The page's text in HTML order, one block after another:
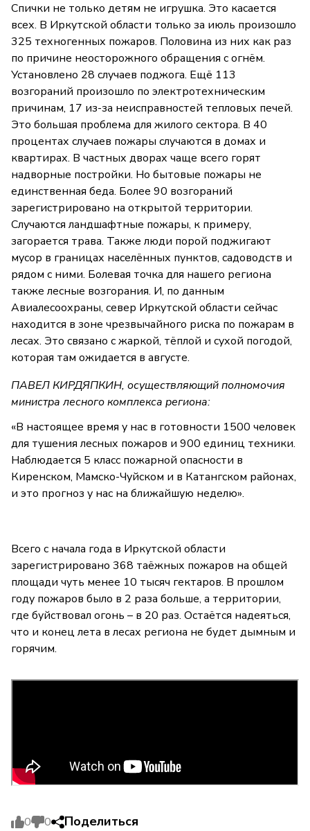
Спички не только детям не игрушка. Это касается
всех. В Иркутской области только за июль произошло
325 техногенных пожаров. Половина из них как раз
по причине неосторожного обращения с огнём.
Установлено 28 случаев поджога. Ещё 113
возгораний произошло по электротехническим
причинам, 17 из-за неисправностей тепловых печей.
Это большая проблема для жилого сектора. В 40
процентах случаев пожары случаются в домах и
квартирах. В частных дворах чаще всего горят
надворные постройки. Но бытовые пожары не
единственная беда. Более 90 возгораний
зарегистрировано на открытой территории.
Случаются ландшафтные пожары, к примеру,
загорается трава. Также люди порой поджигают
мусор в границах населённых пунктов, садоводств и
рядом с ними. Болевая точка для нашего региона
также лесные возгорания. И, по данным
Авиалесоохраны, север Иркутской области сейчас
находится в зоне чрезвычайного риска по пожарам в
лесах. Это связано с жаркой, тёплой и сухой погодой,
которая там ожидается в августе.
ПАВЕЛ КИРДЯПКИН, осуществляющий полномочия
министра лесного комплекса региона:
«В настоящее время у нас в готовности 1500 человек
для тушения лесных пожаров и 900 единиц техники.
Наблюдается 5 класс пожарной опасности в
Киренском, Мамско-Чуйском и в Катангском районах,
и это прогноз у нас на ближайшую неделю».
Всего с начала года в Иркутской области
зарегистрировано 368 таёжных пожаров на общей
площади чуть менее 10 тысяч гектаров. В прошлом
году пожаров было в 2 раза больше, а территории,
где буйствовал огонь – в 20 раз. Остаётся надеяться,
что и конец лета в лесах региона не будет дымным и
горячим.
0 0 Поделиться